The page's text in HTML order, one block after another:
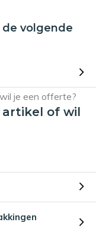
de volgende
artikel of wil